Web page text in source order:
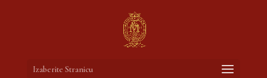
Izaberite Stranicu